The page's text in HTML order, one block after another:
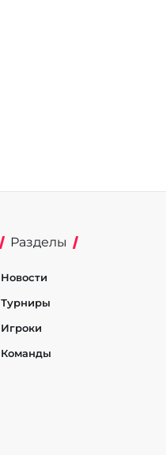
Разделы
Новости
Турниры
Игроки
Команды